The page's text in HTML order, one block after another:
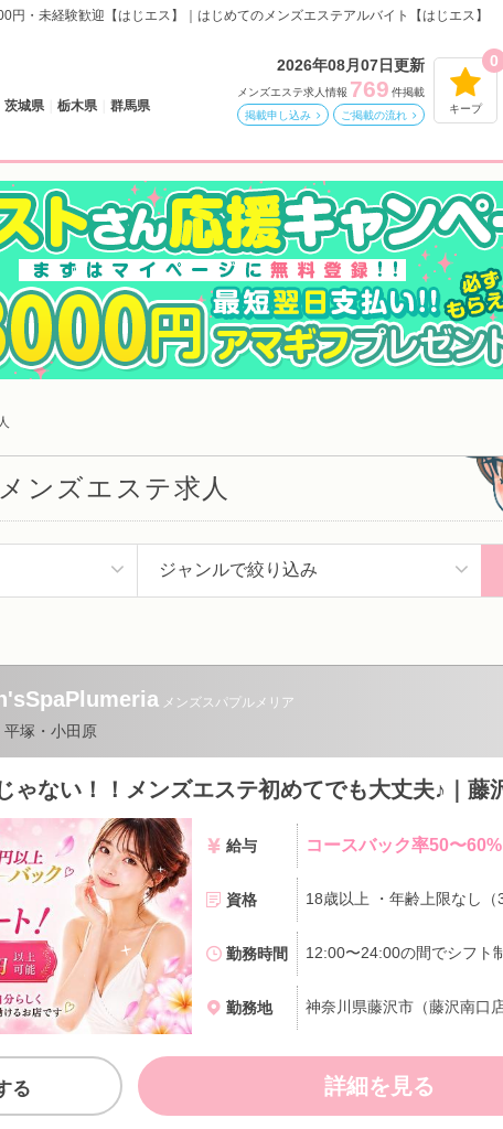
・未経験歓迎【はじエス】｜はじめてのメンズエステアルバイト【はじエス】
茨城県 栃木県 群馬県
2026年08月07日更新
メンズエステ求人情報 769 件掲載
掲載申し込み
ご掲載の流れ キープ
0
ンズエステ求人
メンズスパプルメリア
平塚・小田原
給与 コースバック率50〜60%
資格
勤務時間
勤務地
る 詳細を見る